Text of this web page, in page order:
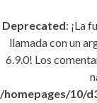
Deprecated: ¡La
llamada con un
6.9.0! Los
/homepages/10/